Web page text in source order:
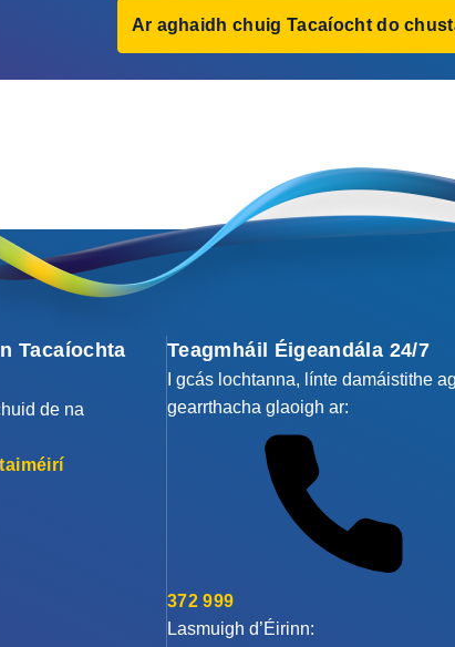
Ar aghaidh chuig Tacaíocht do
Tacaíochta
de na
Teagmháil Éigeandála 24/7
I gcás lochtanna, línte damáistithe
gearrthacha glaoigh ar:
372 999
Lasmuigh d’Éirinn: